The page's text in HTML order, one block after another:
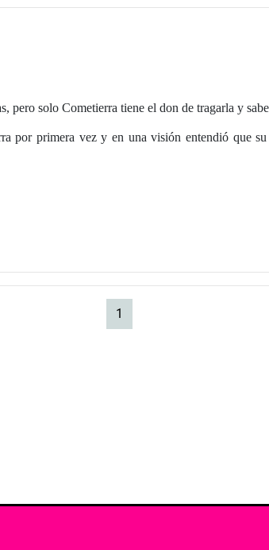
pero solo Cometierra tiene el don de tragarla y
por primera vez y en una visión entendió que su
1